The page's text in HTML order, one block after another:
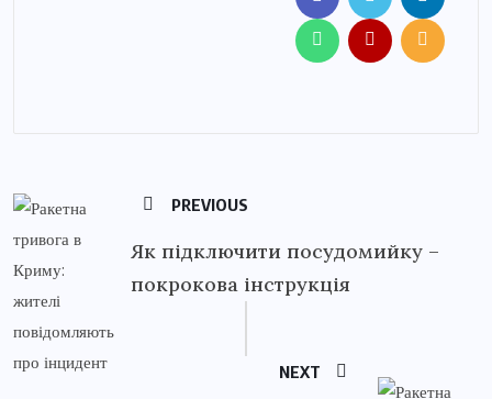
PREVIOUS
Як підключити посудомийку –
покрокова інструкція
NEXT